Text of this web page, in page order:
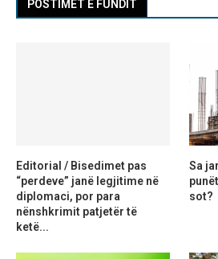
POSTIMET E FUNDIT
Editorial / Bisedimet pas
“perdeve” janë legjitime në
diplomaci, por para
nënshkrimit patjetër të
ketë...
Sa
sot?